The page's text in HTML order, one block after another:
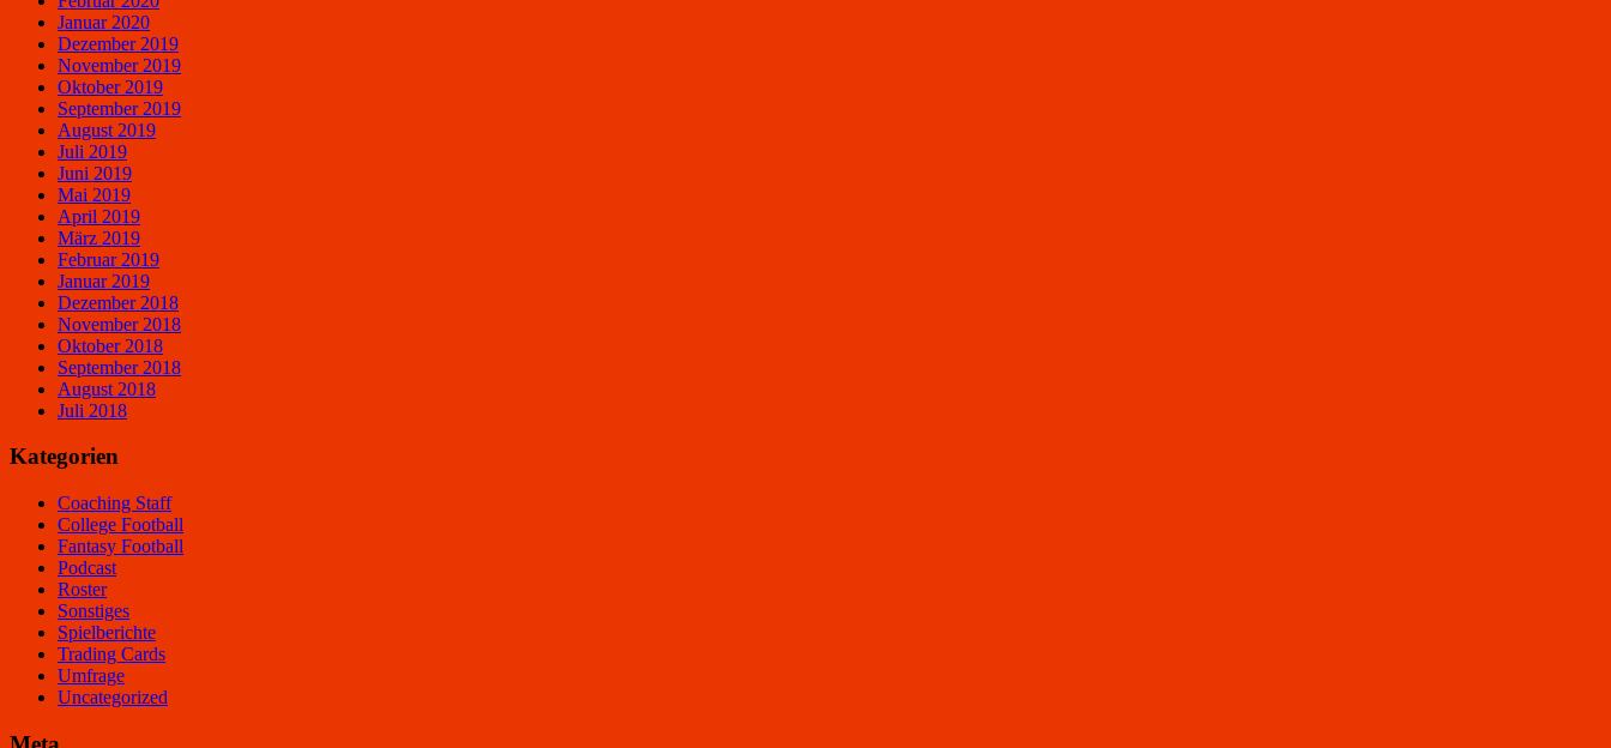
Januar 2020
Dezember 2019
November 2019
Oktober 2019
September 2019
August 2019
Juli 2019
Juni 2019
Mai 2019
April 2019
März 2019
Februar 2019
Januar 2019
Dezember 2018
November 2018
Oktober 2018
September 2018
August 2018
Juli 2018
Kategorien
Coaching Staff
College Football
Fantasy Football
Podcast
Roster
Sonstiges
Spielberichte
Trading Cards
Umfrage
Uncategorized